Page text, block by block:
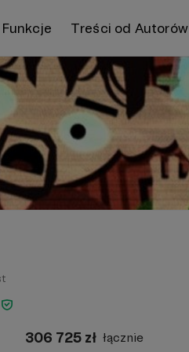
Funkcje Treści od Autorów
306 725 zł łącznie